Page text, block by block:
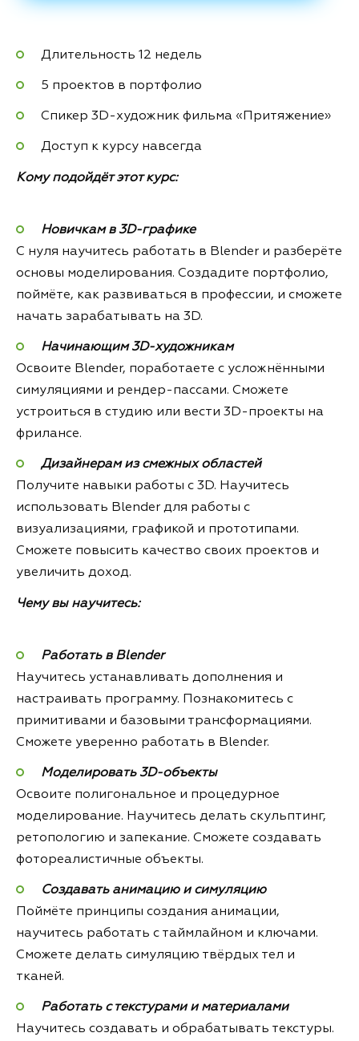
Длительность 12 недель
5 проектов в портфолио
Спикер 3D-художник фильма «Притяжение»
Доступ к курсу навсегда
Кому подойдёт этот курс:
Новичкам в 3D-графике
С нуля научитесь работать в Blender и разберёте
основы моделирования. Создадите портфолио,
поймёте, как развиваться в профессии, и сможете
начать зарабатывать на 3D.
Начинающим 3D-художникам
Освоите Blender, поработаете с усложнёнными
симуляциями и рендер-пассами. Сможете
устроиться в студию или вести 3D-проекты на
фрилансе.
Дизайнерам из смежных областей
Получите навыки работы с 3D. Научитесь
использовать Blender для работы с
визуализациями, графикой и прототипами.
Сможете повысить качество своих проектов и
увеличить доход.
Чему вы научитесь:
Работать в Blender
Научитесь устанавливать дополнения и
настраивать программу. Познакомитесь с
примитивами и базовыми трансформациями.
Сможете уверенно работать в Blender.
Моделировать 3D-объекты
Освоите полигональное и процедурное
моделирование. Научитесь делать скульптинг,
ретопологию и запекание. Сможете создавать
фотореалистичные объекты.
Создавать анимацию и симуляцию
Поймёте принципы создания анимации,
научитесь работать с таймлайном и ключами.
Сможете делать симуляцию твёрдых тел и
тканей.
Работать с текстурами и материалами
Научитесь создавать и обрабатывать текстуры.